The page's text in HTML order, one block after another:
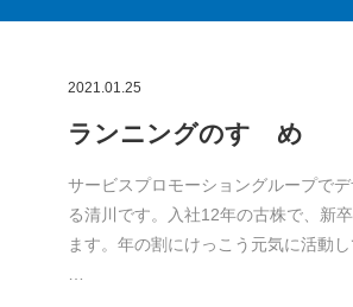
2021.01.25
ランニングのすゝめ
サービスプロモーショングループで
る清川です。入社12年の古株で、新
ます。年の割にけっこう元気に活動し